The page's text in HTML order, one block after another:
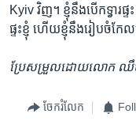
Kyiv វិញ។ ខ្ញុំ​នឹង​បើក​ទ្វារ
ផ្ទះ​ខ្ញុំ ហើយ​ខ្ញុំ​នឹង​រៀបចំ​ក
ប្រែសម្រួលដោយលោក ឈឹ
ចែករំលែក